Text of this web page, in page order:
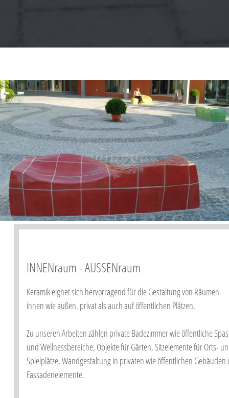
INNENraum - AUSSENraum
Keramik eignet sich hervorragend für die Gestaltung von Räumen -
innen wie außen, privat als auch auf öffentlichen Plätzen.
Zu unseren Arbeiten zählen private Badezimmer wie öffentliche Spas
und Wellnessbereiche, Objekte für Gärten, Sitzelemente für Orts-
Spielplätze, Wandgestaltung in privaten wie öffentlichen
Fassadenelemente.